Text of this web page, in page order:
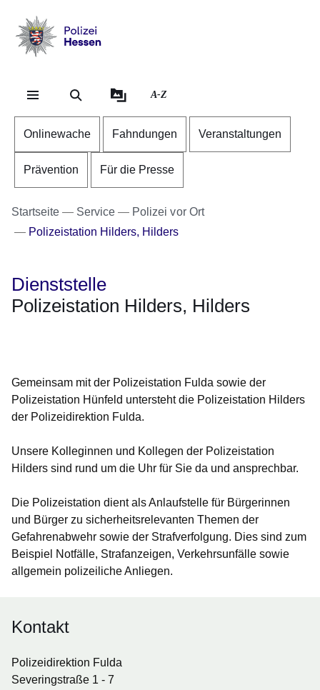
Hessen
A-Z
Onlinewache Fahndungen Veranstaltungen
Prävention Für die Presse
Startseite Service
Polizei vor Ort
Polizeistation Hilders, Hilders
Dienststelle
Polizeistation Hilders, Hilders
Gemeinsam mit der Polizeistation Fulda sowie der
Polizeistation Hünfeld untersteht die Polizeistation Hilders
der Polizeidirektion Fulda.
Unsere Kolleginnen und Kollegen der Polizeistation
Hilders sind rund um die Uhr für Sie da und ansprechbar.
Die Polizeistation dient als Anlaufstelle für Bürgerinnen
und Bürger zu sicherheitsrelevanten Themen der
Gefahrenabwehr sowie der Strafverfolgung. Dies sind zum
Beispiel Notfälle, Strafanzeigen, Verkehrsunfälle sowie
allgemein polizeiliche Anliegen.
Kontakt
Polizeidirektion Fulda
Severingstraße 1 - 7